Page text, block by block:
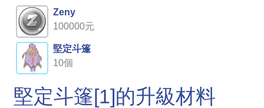
Zeny
100000元
堅定斗篷
10個
堅定斗篷[1]的升級材料